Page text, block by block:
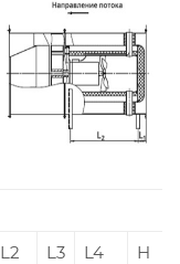
L2 L3 L4
H